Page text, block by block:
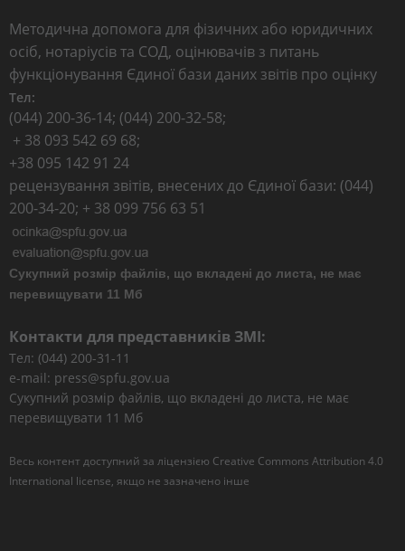
Методична допомога для фізичних або юридичних
осіб, нотаріусів та СОД, оцінювачів з питань
функціонування Єдиної бази даних звітів про оцінку
Тел:
(044) 200-36-14; (044) 200-32-58;
+ 38 093 542 69 68;
+38 095 142 91 24
рецензування звітів, внесених до Єдиної бази: (044)
200-34-20; + 38 099 756 63 51
Сукупний розмір файлів, що вкладені до листа, не має
перевищувати 11 Мб
Контакти для представників ЗМІ:
Тел: (044) 200-31-11
e-mail: press@spfu.gov.ua
Сукупний розмір файлів, що вкладені до листа, не має
перевищувати 11 Мб
Весь контент доступний за ліцензією Creative Commons Attribution 4.0
International license, якщо не зазначено інше